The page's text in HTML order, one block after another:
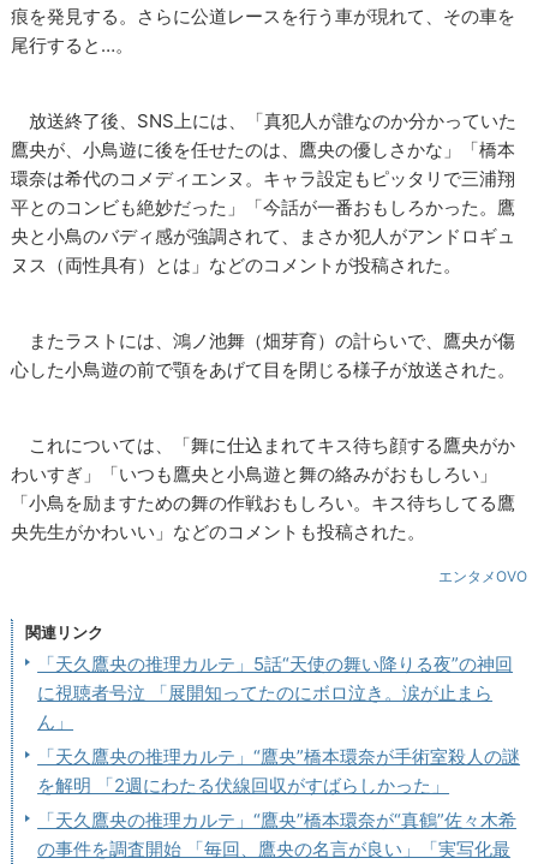
痕を発見する。さらに公道レースを行う車が現れて、その車を
尾行すると…。
放送終了後、SNS上には、「真犯人が誰なのか分かっていた
鷹央が、小鳥遊に後を任せたのは、鷹央の優しさかな」「橋本
環奈は希代のコメディエンヌ。キャラ設定もピッタリで三浦翔
平とのコンビも絶妙だった」「今話が一番おもしろかった。鷹
央と小鳥のバディ感が強調されて、まさか犯人がアンドロギュ
ヌス（両性具有）とは」などのコメントが投稿された。
またラストには、鴻ノ池舞（畑芽育）の計らいで、鷹央が傷
心した小鳥遊の前で顎をあげて目を閉じる様子が放送された。
これについては、「舞に仕込まれてキス待ち顔する鷹央がか
わいすぎ」「いつも鷹央と小鳥遊と舞の絡みがおもしろい」
「小鳥を励ますための舞の作戦おもしろい。キス待ちしてる鷹
央先生がかわいい」などのコメントも投稿された。
エンタメOVO
関連リンク
「天久鷹央の推理カルテ」5話“天使の舞い降りる夜”の神回
に視聴者号泣 「展開知ってたのにボロ泣き。涙が止まら
ん」
「天久鷹央の推理カルテ」“鷹央”橋本環奈が手術室殺人の謎
を解明 「2週にわたる伏線回収がすばらしかった」
「天久鷹央の推理カルテ」“鷹央”橋本環奈が“真鶴”佐々木希
の事件を調査開始 「毎回、鷹央の名言が良い」「実写化最